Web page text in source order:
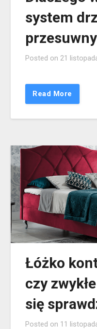
system
Posted on 21
Read More
Łóżko
czy
się
Posted on 11